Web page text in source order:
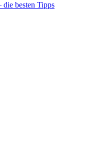
die besten Tipps